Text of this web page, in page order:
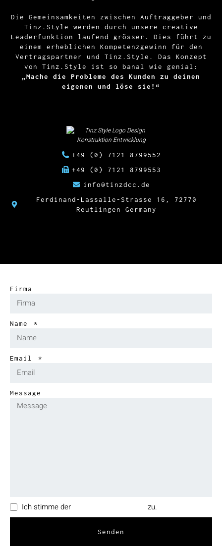
Die Gemeinsamkeiten zwischen Auftraggeber und
Tinz.Style werden durch unsere creative
Leaderfunktion laufend grösser. Dies führt zu
einem erheblichen Kompetenzgewinn für den
Vertragspartner und Tinz.Style. Das Konzept
von Tinz.Style ist so banal wie genial:
„Mache die Probleme des Kunden zu deinen
eigenen und löse sie!“
+49 (0) 7121 8799552
+49 (0) 7121 8799553
info@tinzdcc.de
Ferdinand-Lassalle-Strasse 16, 72770
Reutlingen Germany
Firma
Name
Email
Message
Ich stimme der zu.
Senden